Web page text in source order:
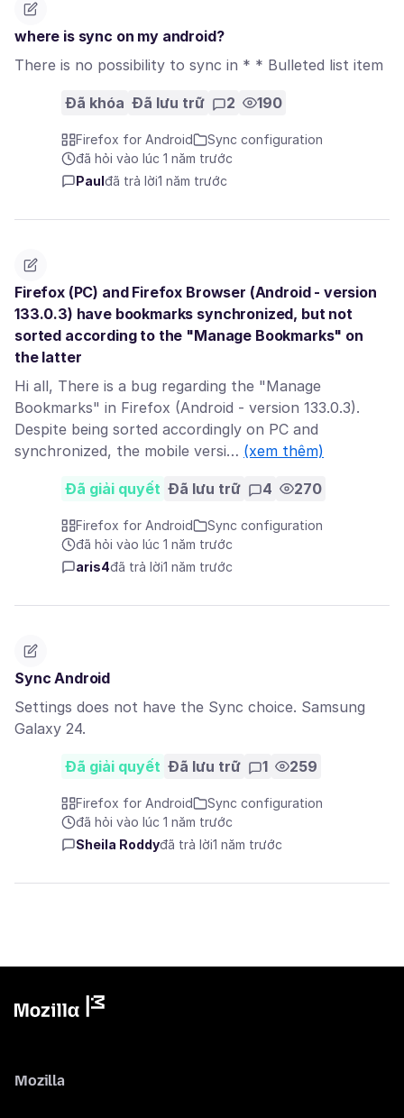
where is sync on my android?
There is no possibility to sync in * * Bulleted list item
Đã khóa Đã lưu trữ 2 190
Firefox for Android
Sync configuration
đã hỏi vào lúc 1 năm trước
Paul đã trả lời1 năm trước
Firefox (PC) and Firefox Browser (Android - version
133.0.3) have bookmarks synchronized, but not
sorted according to the "Manage Bookmarks" on
the latter
Hi all, There is a bug regarding the "Manage
Bookmarks" in Firefox (Android - version 133.0.3).
Despite being sorted accordingly on PC and
synchronized, the mobile versi… (xem thêm)
Đã giải quyết Đã lưu trữ 4 270
Firefox for Android
Sync configuration
đã hỏi vào lúc 1 năm trước
aris4đã trả lời1 năm trước
Sync Android
Settings does not have the Sync choice. Samsung
Galaxy 24.
Đã giải quyết Đã lưu trữ 1 259
Firefox for Android
Sync configuration
đã hỏi vào lúc 1 năm trước
Sheila Roddyđã trả lời1 năm trước
Mozilla